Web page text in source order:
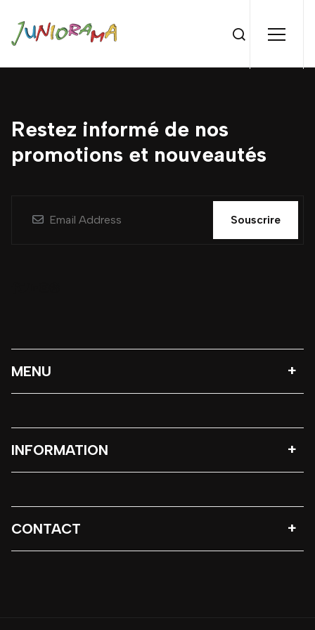
Restez informé de nos
promotions et nouveautés
Souscrire
MENU
INFORMATION
CONTACT